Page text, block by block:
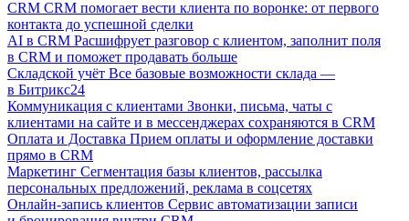
CRM CRM помогает вести клиента по воронке: от первого
контакта до успешной сделки
AI в CRM Расшифрует разговор с клиентом, заполнит поля
в CRM и поможет продавать больше
Складской учёт Все базовые возможности склада —
в Битрикс24
Коммуникация с клиентами Звонки, письма, чаты с
клиентами на сайте и в мессенджерах сохраняются в CRM
Оплата и Доставка Прием оплаты и оформление доставки
прямо в CRM
Маркетинг Сегментация базы клиентов, рассылка
персональных предложений, реклама в соцсетях
Онлайн-запись клиентов Сервис автоматизации записи